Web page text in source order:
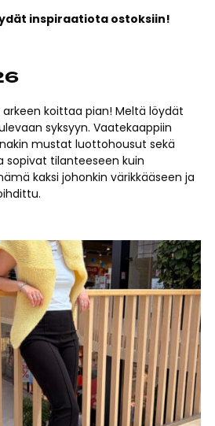
inspiraatiota ostoksiin!
koittaa pian! Meltä löydät
syksyyn. Vaatekaappiin
mustat luottohousut sekä
sopivat tilanteeseen kuin
kaksi johonkin värikkääseen ja